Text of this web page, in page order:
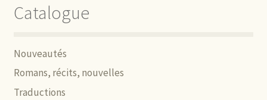
Catalogue
Nouveautés
Romans, récits, nouvelles
Traductions